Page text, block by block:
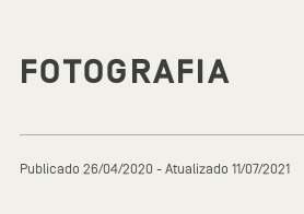
FOTOGRAFIA
Publicado 26/04/2020 - Atualizado 11/07/2021